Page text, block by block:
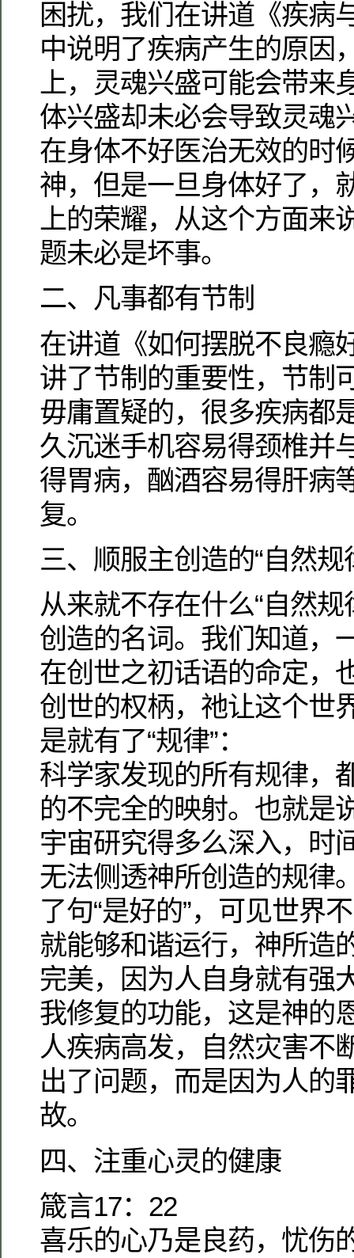
困扰，我们在讲道《疾病
中说明了疾病产生的原因
上，灵魂兴盛可能会带来
体兴盛却未必会导致灵魂
在身体不好医治无效的时
神，但是一旦身体好了，
上的荣耀，从这个方面来
题未必是坏事。
二、凡事都有节制
在讲道《如何摆脱不良瘾
讲了节制的重要性，节制
毋庸置疑的，很多疾病都
久沉迷手机容易得颈椎并
得胃病，酗酒容易得肝病
复。
三、顺服主创造的“自然规
从来就不存在什么“自然规
创造的名词。我们知道，
在创世之初话语的命定，
创世的权柄，祂让这个世
是就有了“规律”：
科学家发现的所有规律，
的不完全的映射。也就是
宇宙研究得多么深入，时
无法侧透神所创造的规律
了句“是好的”，可见世界
就能够和谐运行，神所造
完美，因为人自身就有强
我修复的功能，这是神的
人疾病高发，自然灾害不
出了问题，而是因为人的
故。
四、注重心灵的健康
箴言17：22
喜乐的心乃是良药，忧伤